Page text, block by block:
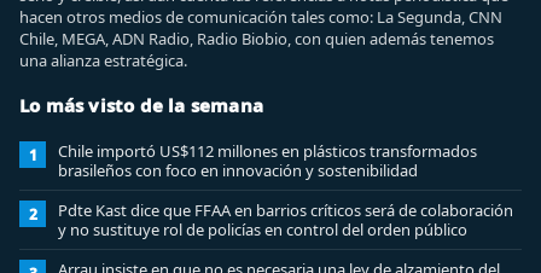
hacen otros medios de comunicación tales como: La Segunda, CNN
Chile, MEGA, ADN Radio, Radio Biobio, con quien además tenemos
una alianza estratégica.
Lo más visto de la semana
1
Chile importó US$112 millones en plásticos transformados
brasileños con foco en innovación y sostenibilidad
2
Pdte Kast dice que FFAA en barrios críticos será de colaboración
y no sustituye rol de policías en control del orden público